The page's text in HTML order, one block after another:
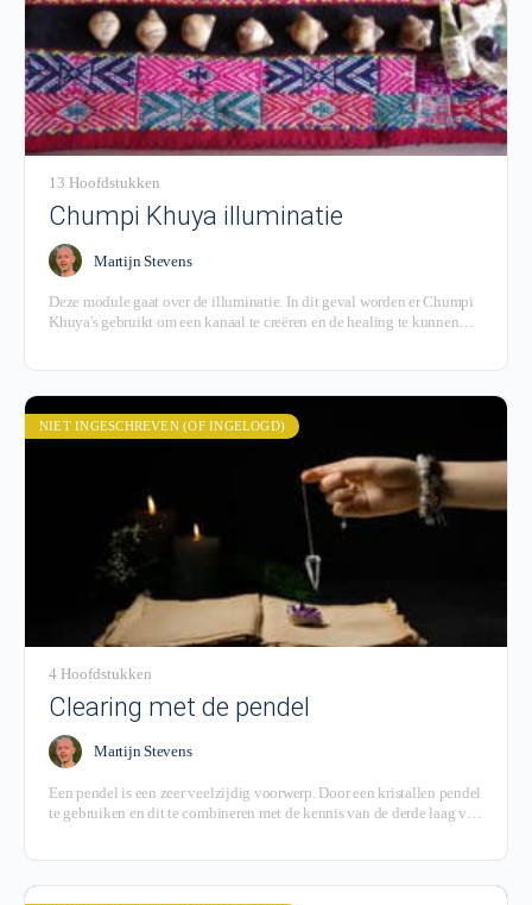
13 Hoofdstukken
Chumpi Khuya illuminatie
Martijn Stevens
Deze module gaat over de illuminatie. In dit geval worden er Chumpi
Khuya's gebruikt om een kanaal te creëren en de healing te kunnen
NIET INGESCHREVEN (OF INGELOGD)
4 Hoofdstukken
Clearing met de pendel
Martijn Stevens
Een pendel is een zeer veelzijdig voorwerp. Door een kristallen pendel
te gebruiken en dit te combineren met de kennis van de derde laag van